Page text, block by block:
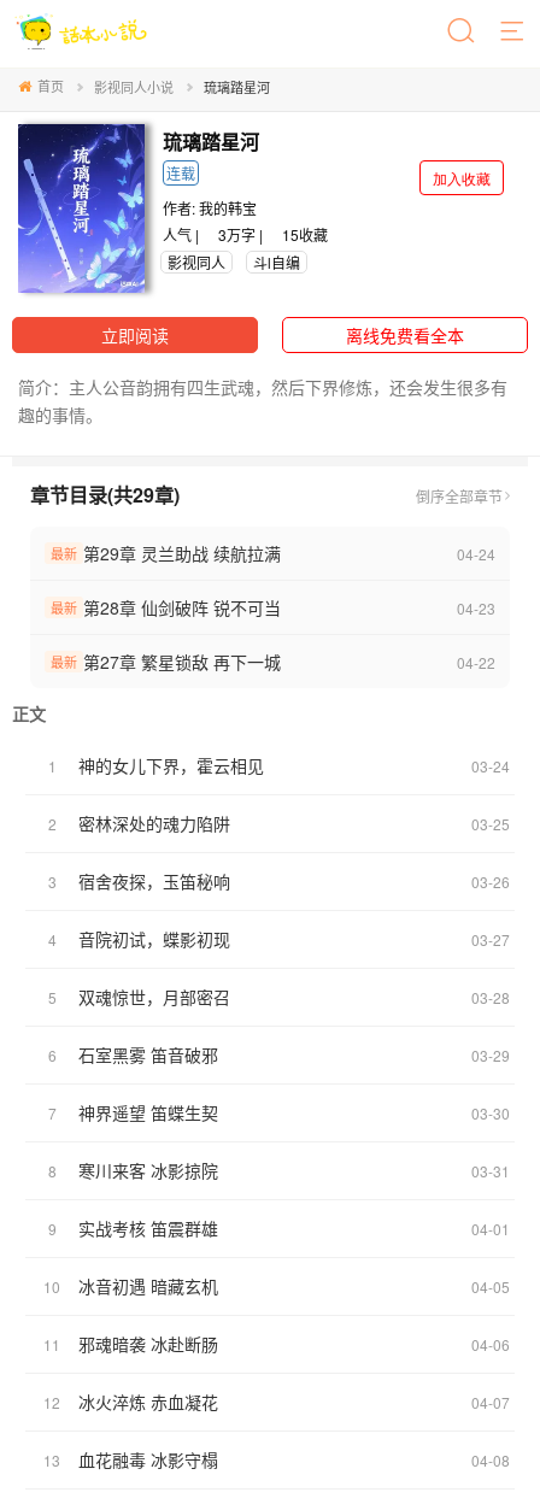
首页 影视同人小说 琉璃踏星河
琉璃踏星河
连载
加入收藏
作者:我的韩宝
人气 |
3万字 | 15收藏
影视同人
斗l自编
立即阅读 离线免费看全本
简介：主人公音韵拥有四生武魂，然后下界修炼，还会发生很多有
趣的事情。
章节目录(共29章) 倒序全部章节
最新 第29章 灵兰助战 续航拉满 04-24
最新 第28章 仙剑破阵 锐不可当 04-23
最新 第27章 繁星锁敌 再下一城 04-22
正文
1 神的女儿下界，霍云相见 03-24
2 密林深处的魂力陷阱 03-25
3 宿舍夜探，玉笛秘响 03-26
4 音院初试，蝶影初现 03-27
5 双魂惊世，月部密召 03-28
6 石室黑雾 笛音破邪 03-29
7 神界遥望 笛蝶生契 03-30
8 寒川来客 冰影掠院 03-31
9 实战考核 笛震群雄 04-01
10 冰音初遇 暗藏玄机 04-05
11 邪魂暗袭 冰赴断肠 04-06
12 冰火淬炼 赤血凝花 04-07
13 血花融毒 冰影守榻 04-08